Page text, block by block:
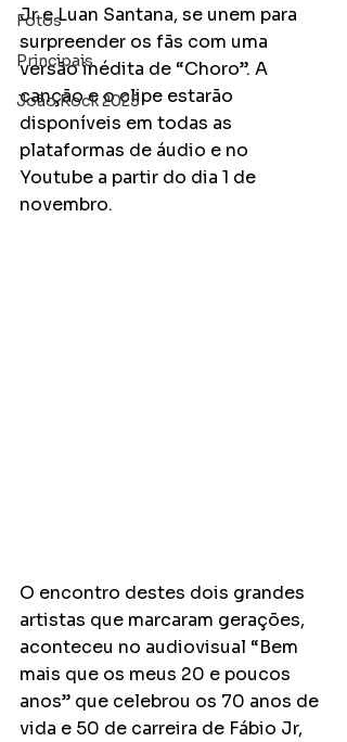
Fotos
Principais
João Rock 2025
Jr e Luan Santana, se unem para
surpreender os fãs com uma
versão inédita de “Choro”. A
canção e o clipe estarão
disponíveis em todas as
plataformas de áudio e no
Youtube a partir do dia 1 de
novembro.
O encontro destes dois grandes
artistas que marcaram gerações,
aconteceu no audiovisual “Bem
mais que os meus 20 e poucos
anos” que celebrou os 70 anos de
vida e 50 de carreira de Fábio Jr,